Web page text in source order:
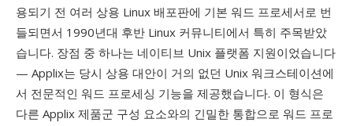
용되기 전 여러 상용 Linux 배포판에 기본 워드 프로세서로 번
들되면서 1990년대 후반 Linux 커뮤니티에서 특히 주목받았
습니다. 장점 중 하나는 네이티브 Unix 플랫폼 지원이었습니다
— Applix는 당시 상용 대안이 거의 없던 Unix 워크스테이션에
서 전문적인 워드 프로세싱 기능을 제공했습니다. 이 형식은
다른 Applix 제품군 구성 요소와의 긴밀한 통합으로 워드 프로